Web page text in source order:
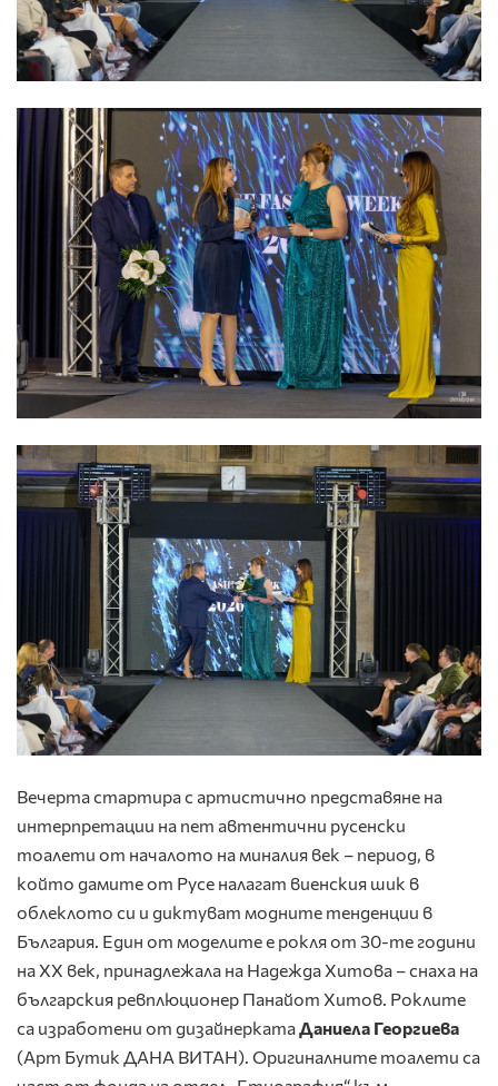
Вечерта стартира с артистично представяне на
интерпретации на пет автентични русенски
тоалети от началото на миналия век – период, в
който дамите от Русе налагат виенския шик в
облеклото си и диктуват модните тенденции в
България. Един от моделите е рокля от 30-те години
на XX век, принадлежала на Надежда Хитова – снаха на
българския ревплюционер Панайот Хитов. Роклите
са изработени от дизайнерката Даниела Георгиева
(Арт Бутик ДАНА ВИТАН). Оригиналните тоалети са